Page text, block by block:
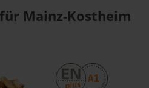
Mainz-Kostheim